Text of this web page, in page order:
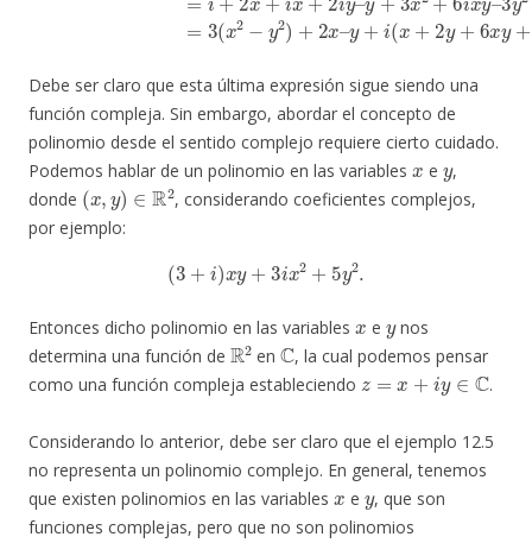
Debe ser claro que esta última expresión sigue siendo una
función compleja. Sin embargo, abordar el concepto de
polinomio desde el sentido complejo requiere cierto cuidado.
Podemos hablar de un polinomio en las variables
x
e
y
,
donde
(x, y)∈R2
, considerando coeficientes complejos,
por ejemplo:
( 3 i) 3 ix2 + 5 2
Entonces dicho polinomio en las variables e
nos
determina una función de
R2
en
C
, la cual podemos pensar
como una función compleja estableciendo
z=x+iy∈C
.
Considerando lo anterior, debe ser claro que el ejemplo 12.5
no representa un polinomio complejo. En general, tenemos
que existen polinomios en las variables
x
e
y
, que son
funciones complejas, pero que no son polinomios